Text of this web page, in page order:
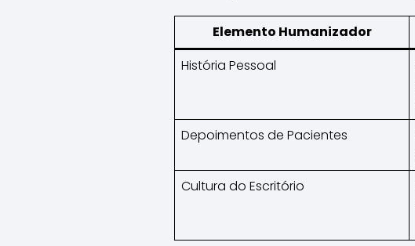
Elemento Humanizador
História Pessoal
Depoimentos de Pacientes
Cultura do Escritório